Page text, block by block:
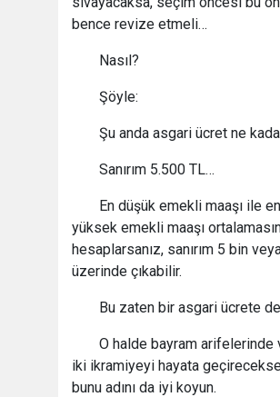
bence revize etmeli…
Nasıl?
Şöyle:
Şu anda asgari ücret ne
Sanırım 5.500 TL…
En düşük emekli maaşı ile en
yüksek emekli maaşı
hesaplarsanız, sanırım 5 bin
üzerinde çıkabilir.
Bu zaten bir asgari ücrete
O halde bayram arifelerinde
iki ikramiyeyi hayata
bunu adını da iyi koyun.